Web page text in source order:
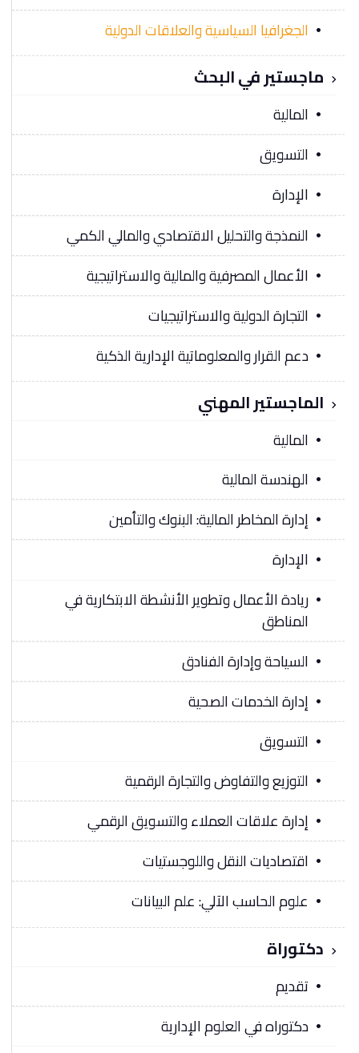
الجغرافيا السياسية والعلاقات الدولية
ماجستير في البحث
المالية
التسويق
الإدارة
النمذجة والتحليل الاقتصادي والمالي الكمي
الأعمال المصرفية والمالية والاستراتيجية
التجارة الدولية والاستراتيجيات
دعم القرار والمعلوماتية الإدارية الذكية
الماجستير المهني
المالية
الهندسة المالية
إدارة المخاطر المالية: البنوك والتأمين
الإدارة
ريادة الأعمال وتطوير الأنشطة الابتكارية في
المناطق
السياحة وإدارة الفنادق
إدارة الخدمات الصحية
التسويق
التوزيع والتفاوض والتجارة الرقمية
إدارة علاقات العملاء والتسويق الرقمي
اقتصاديات النقل واللوجستيات
علوم الحاسب الآلي: علم البيانات
دكتوراة
تقديم
دكتوراه في العلوم الإدارية